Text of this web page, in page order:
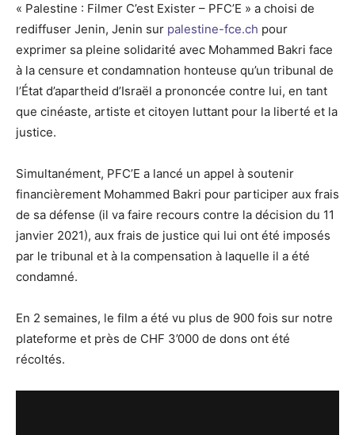
« Palestine : Filmer C’est Exister – PFC’E » a choisi de
rediffuser Jenin, Jenin sur palestine-fce.ch pour
exprimer sa pleine solidarité avec Mohammed Bakri face
à la censure et condamnation honteuse qu’un tribunal de
l’État d’apartheid d’Israël a prononcée contre lui, en tant
que cinéaste, artiste et citoyen luttant pour la liberté et la
justice.
Simultanément, PFC’E a lancé un appel à soutenir
financièrement Mohammed Bakri pour participer aux frais
de sa défense (il va faire recours contre la décision du 11
janvier 2021), aux frais de justice qui lui ont été imposés
par le tribunal et à la compensation à laquelle il a été
condamné.
En 2 semaines, le film a été vu plus de 900 fois sur notre
plateforme et près de CHF 3’000 de dons ont été
récoltés.